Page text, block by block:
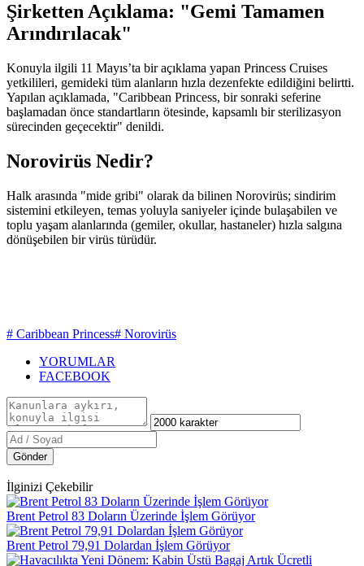
Şirketten Açıklama: "Gemi Tamamen
Arındırılacak"
Konuyla ilgili 11 Mayıs’ta bir açıklama yapan Princess Cruises
yetkilileri, gemideki tüm alanların hızla dezenfekte edildiğini belirtti.
Yapılan açıklamada, "Caribbean Princess, bir sonraki seferine
başlamadan önce standartların ötesinde, kapsamlı bir sterilizasyon
sürecinden geçecektir" denildi.
Norovirüs Nedir?
Halk arasında "mide gribi" olarak da bilinen Norovirüs; sindirim
sistemini etkileyen, temas yoluyla saniyeler içinde bulaşabilen ve
toplu yaşam alanlarında (gemiler, okullar, hastaneler) hızla salgına
dönüşebilen bir virüs türüdür.
# Caribbean Princess# Norovirüs
YORUMLAR
FACEBOOK
Gönder
İlginizi Çekebilir
Brent Petrol 83 Doların Üzerinde İşlem Görüyor
Brent Petrol 79,91 Dolardan İşlem Görüyor